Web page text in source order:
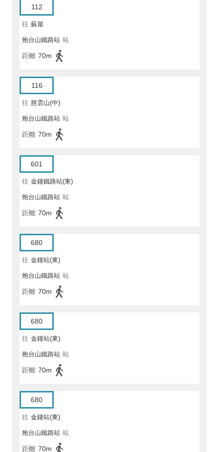
112
往 蘇屋
炮台山鐵路站 站
距離 70m
116
往 慈雲山(中)
炮台山鐵路站 站
距離 70m
601
往 金鐘鐵路站(東)
炮台山鐵路站 站
距離 70m
680
往 金鐘站(東)
炮台山鐵路站 站
距離 70m
680
往 金鐘站(東)
炮台山鐵路站 站
距離 70m
680
往 金鐘站(東)
炮台山鐵路站 站
距離 70m